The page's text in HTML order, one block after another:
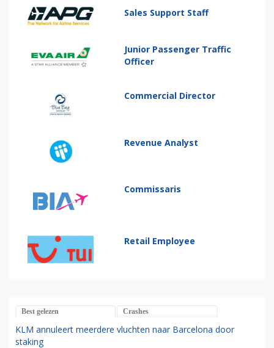
Sales Support Staff
Junior Passenger Traffic
Officer
Commercial Director
Revenue Analyst
Commissaris
Retail Employee
Best gelezen Crashes
KLM annuleert meerdere vluchten naar Barcelona door
staking